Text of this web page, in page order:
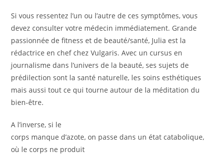
Si vous ressentez l’un ou l’autre de ces symptômes, vous
devez consulter votre médecin immédiatement. Grande
passionnée de fitness et de beauté/santé, Julia est la
rédactrice en chef chez Vulgaris. Avec un cursus en
journalisme dans l’univers de la beauté, ses sujets de
prédilection sont la santé naturelle, les soins esthétiques
mais aussi tout ce qui tourne autour de la méditation du
bien-être.
A l’inverse, si le
corps manque d’azote, on passe dans un état catabolique,
où le corps ne produit